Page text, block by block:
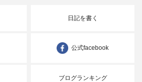
日記を書く
公式facebook
ブログランキング